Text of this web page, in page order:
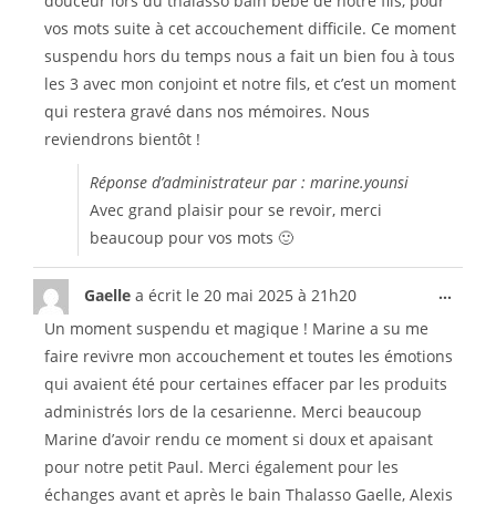
vos mots suite à cet accouchement difficile. Ce moment
suspendu hors du temps nous a fait un bien fou à tous
les 3 avec mon conjoint et notre fils, et c’est un moment
qui restera gravé dans nos mémoires. Nous
reviendrons bientôt !
Réponse d’administrateur par : marine.younsi
Avec grand plaisir pour se revoir, merci
beaucoup pour vos mots 🙂
Gaelle a écrit le 20 mai 2025 à 21h20
Un moment suspendu et magique ! Marine a su me
faire revivre mon accouchement et toutes les émotions
qui avaient été pour certaines effacer par les produits
administrés lors de la cesarienne. Merci beaucoup
Marine d’avoir rendu ce moment si doux et apaisant
pour notre petit Paul. Merci également pour les
échanges avant et après le bain Thalasso Gaelle, Alexis
...